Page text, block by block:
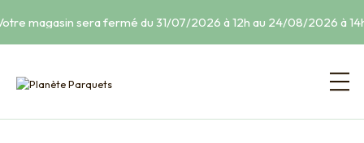
magasin sera fermé du 31/07/2026 à 12h au 24/08/2026 à